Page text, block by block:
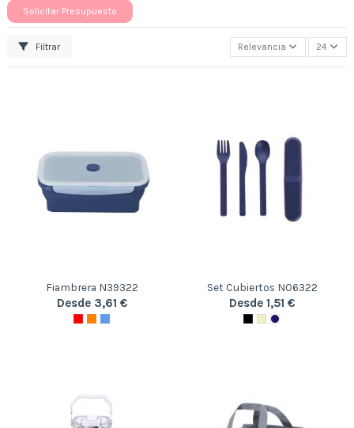
Solicitar Presupuesto
Filtrar Relevancia 24
Fiambrera N39322
Desde 3,61 €
Set Cubiertos N06322
Desde 1,51 €